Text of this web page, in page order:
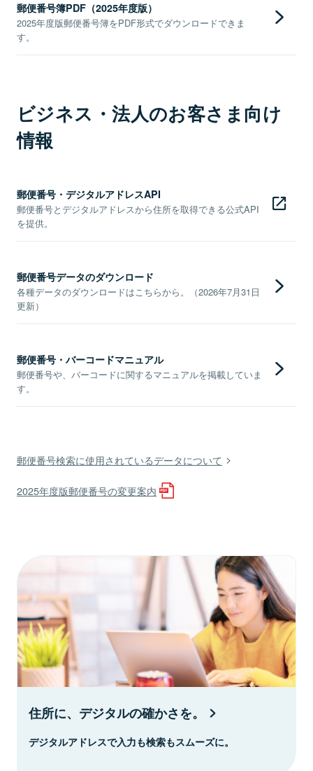
郵便番号簿PDF（2025年度版）
2025年度版郵便番号簿をPDF形式でダウンロードできま
す。
ビジネス・法人のお客さま向け
情報
郵便番号・デジタルアドレスAPI
郵便番号とデジタルアドレスから住所を取得できる公式API
を提供。
郵便番号データのダウンロード
各種データのダウンロードはこちらから。（2026年7月31日
更新）
郵便番号・バーコードマニュアル
郵便番号や、バーコードに関するマニュアルを掲載していま
す。
郵便番号検索に使用されているデータについて
2025年度版郵便番号の変更案内
住所に、デジタルの確かさを。
デジタルアドレスで入力も検索もスムーズに。